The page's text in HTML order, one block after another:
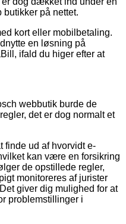
butikker på nettet.
kort eller mobilbetaling.
en løsning på
ifald du higer efter at
webbutik burde de
det er dog normalt et
finde ud af hvorvidt e-
kan være en forsikring
de opstillede regler,
monitoreres af jurister
giver dig mulighed for at
problemstillinger i